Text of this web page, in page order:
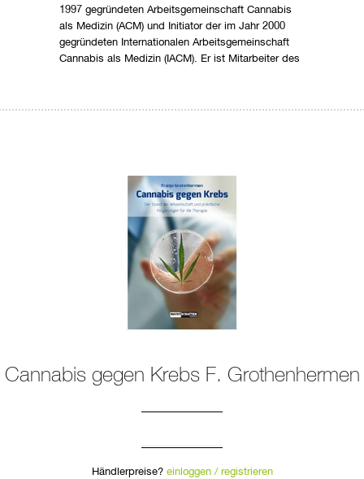
1997 gegründeten Arbeitsgemeinschaft Cannabis
als Medizin (ACM) und Initiator der im Jahr 2000
gegründeten Internationalen Arbeitsgemeinschaft
Cannabis als Medizin (IACM). Er ist Mitarbeiter des
Publikationen zum therapeutischen Potenzial der
wissenschaftlichen Beirates des «Journal of
Cannabis Therapeutics».
Rezension vom Forum Naturheilkunde.
Erscheinungsjahr: 2019
Bei dieser Auflage wurde der Text zur aktuellen
ISBN: 978-3-03788-579-6
Cannabis gegen Krebs F. Grothenhermen
Händlerpreise? einloggen / registrieren